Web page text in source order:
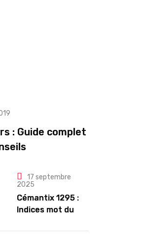
: Guide complet
17 septembre
2025
Cémantix 1295 :
Indices mot du